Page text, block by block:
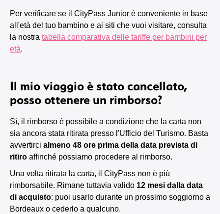
Per verificare se il CityPass Junior è conveniente in base
all'età del tuo bambino e ai siti che vuoi visitare, consulta
la nostra tabella comparativa delle tariffe per bambini per
età.
Il mio viaggio è stato cancellato,
posso ottenere un rimborso?
Sì, il rimborso è possibile a condizione che la carta non
sia ancora stata ritirata presso l'Ufficio del Turismo. Basta
avvertirci almeno 48 ore prima della data prevista di
ritiro affinché possiamo procedere al rimborso.
Una volta ritirata la carta, il CityPass non è più
rimborsabile. Rimane tuttavia valido 12 mesi dalla data
di acquisto: puoi usarlo durante un prossimo soggiorno a
Bordeaux o cederlo a qualcuno.